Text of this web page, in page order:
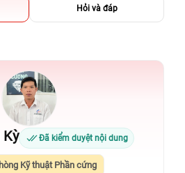
Hỏi và đáp
Đã kiểm duyệt nội dung
Kỹ thuật Phần cứng